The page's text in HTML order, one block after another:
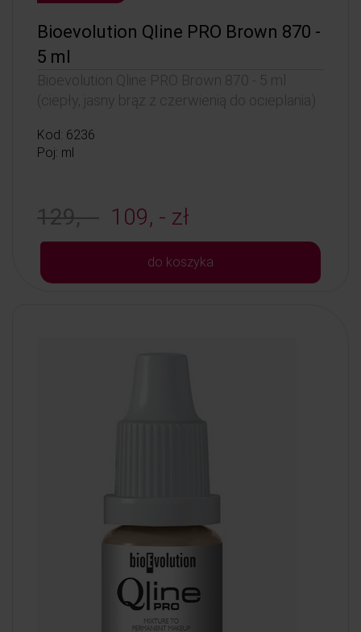
Bioevolution Qline PRO Brown 870 -
5 ml
Bioevolution Qline PRO Brown 870 - 5 ml
(ciepły, jasny brąz z czerwienią do ocieplania)
Kod: 6236
Poj: ml
129, - 109, - zł
do koszyka